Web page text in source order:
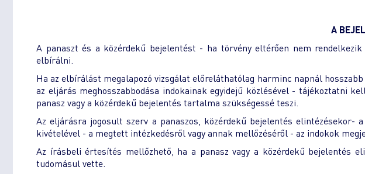
A
A panaszt és a közérdekű bejelentést - ha törvény eltérően nem
elbírálni.
Ha az elbírálást megalapozó vizsgálat előreláthatólag harminc napnál
az eljárás meghosszabbodása indokainak egyidejű közlésével - tájékoztatni
panasz vagy a közérdekű bejelentés tartalma szükségessé teszi.
Az eljárásra jogosult szerv a panaszos, közérdekű bejelentés
kivételével - a megtett intézkedésről vagy annak mellőzéséről - az indokok
Az írásbeli értesítés mellőzhető, ha a panasz vagy a közérdekű bejelentés
tudomásul vette.